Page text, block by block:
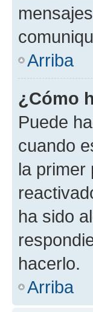
Arriba
¿Cómo
Puede
cuando
la primer
ha sido
hacerlo.
Arriba